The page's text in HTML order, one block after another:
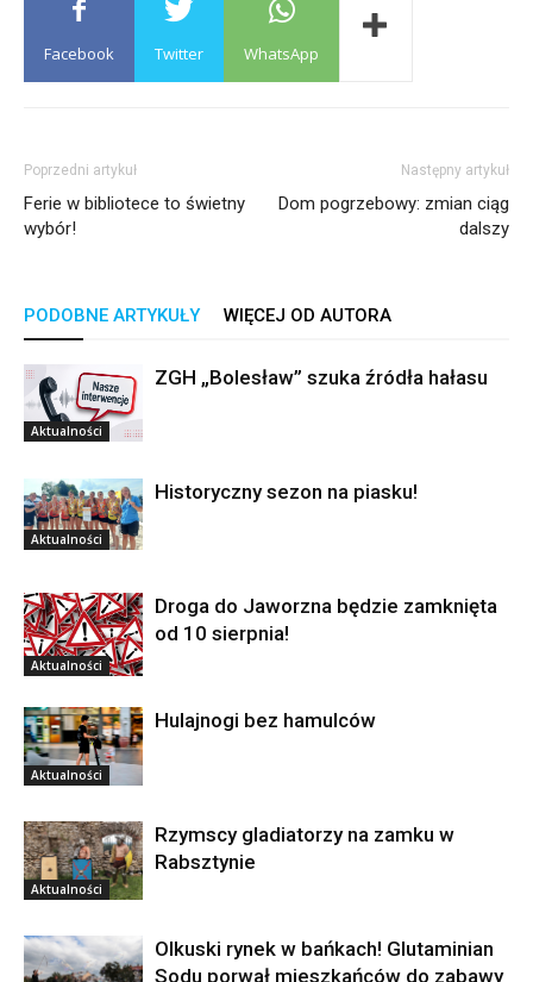
Facebook Twitter WhatsApp
Poprzedni artykuł
Ferie w bibliotece to świetny
wybór!
Następny artykuł
Dom pogrzebowy: zmian ciąg
dalszy
PODOBNE ARTYKUŁY WIĘCEJ OD AUTORA
Aktualności
ZGH „Bolesław” szuka źródła hałasu
Aktualności
Historyczny sezon na piasku!
Aktualności
Droga do Jaworzna będzie zamknięta
od 10 sierpnia!
Aktualności
Hulajnogi bez hamulców
Aktualności
Rzymscy gladiatorzy na zamku w
Rabsztynie
Olkuski rynek w bańkach! Glutaminian
Sodu porwał mieszkańców do zabawy